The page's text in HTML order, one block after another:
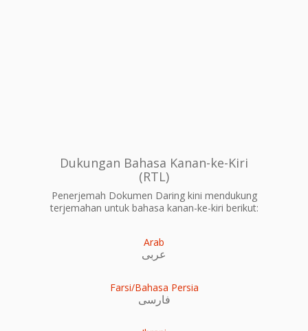
Dukungan Bahasa Kanan-ke-Kiri
(RTL)
Penerjemah Dokumen Daring kini mendukung
terjemahan untuk bahasa kanan-ke-kiri berikut:
Arab
عربى
Farsi/Bahasa Persia
فارسی